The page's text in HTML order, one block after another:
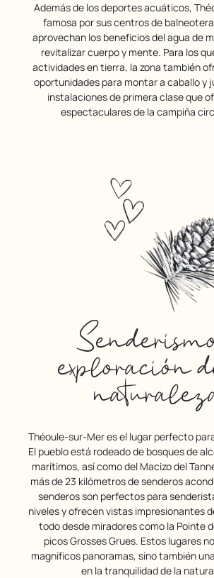
Además de los deportes acuáticos, Théoule-sur-Mer es
famosa por sus centros de
aprovechan los beneficios del agua de
revitalizar cuerpo y mente. Para los
actividades en tierra, la zona también
oportunidades para montar a caballo y
instalaciones de primera clase que
espectaculares de la campiña
exploración
Théoule-sur-Mer es el lugar perfecto para los senderistas.
El pueblo está rodeado de bosques de
marítimos, así como del Macizo del
más de 23 kilómetros de senderos
senderos son perfectos para
niveles y ofrecen vistas impresionantes
todo desde miradores como la Pointe
picos Grosses Grues. Estos lugares
magníficos panoramas, sino también
en la tranquilidad de la